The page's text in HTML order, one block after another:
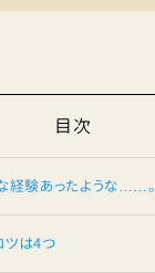
目次
経験あったような……。
ツは4つ